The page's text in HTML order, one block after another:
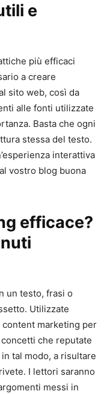
e
più efficaci
a creare
sito web, così da
alle fonti utilizzate
Basta che ogni
stessa del testo.
interattiva
vostro blog buona
efficace?
un testo, frasi o
Utilizzate
marketing per
che reputate
tal modo, a risultare
I lettori saranno
messi in